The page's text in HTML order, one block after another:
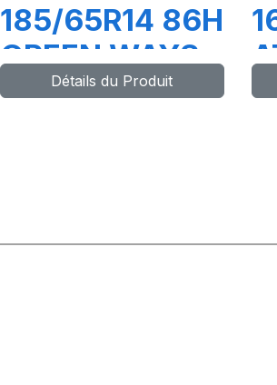
185/65R14 86H
GREEN WAYS
Détails du Produit